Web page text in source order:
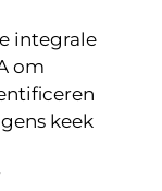
integrale
om
keek